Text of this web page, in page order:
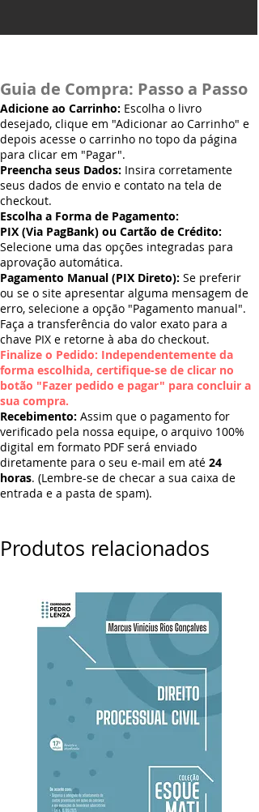
Guia de Compra: Passo a Passo
Adicione ao Carrinho: Escolha o livro
desejado, clique em "Adicionar ao Carrinho" e
depois acesse o carrinho no topo da página
para clicar em "Pagar".
Preencha seus Dados: Insira corretamente
seus dados de envio e contato na tela de
checkout.
Escolha a Forma de Pagamento:
PIX (Via PagBank) ou Cartão de Crédito:
Selecione uma das opções integradas para
aprovação automática.
Pagamento Manual (PIX Direto): Se preferir
ou se o site apresentar alguma mensagem de
erro, selecione a opção "Pagamento manual".
Faça a transferência do valor exato para a
chave PIX e retorne à aba do checkout.
Finalize o Pedido: Independentemente da
forma escolhida, certifique-se de clicar no
botão "Fazer pedido e pagar" para concluir a
sua compra.
Recebimento: Assim que o pagamento for
verificado pela nossa equipe, o arquivo 100%
digital em formato PDF será enviado
diretamente para o seu e-mail em até 24
horas. (Lembre-se de checar a sua caixa de
entrada e a pasta de spam).
Produtos relacionados